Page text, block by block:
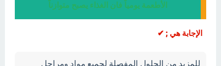
الأطعمة يومياً فان الغذاء يصبح متوازناً
الإجابة هي ; ✔
للمزيد من الحلول المفصلة لجميع مواد ومراحل